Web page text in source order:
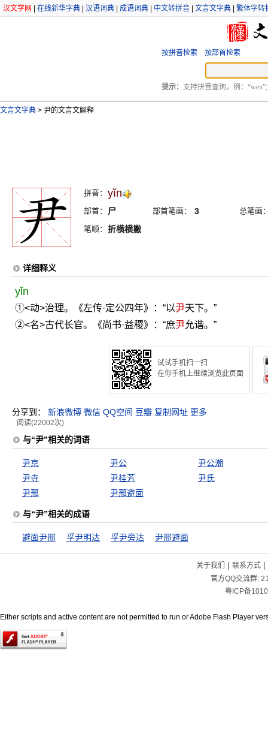
汉文学网 在线新华字典 汉语词典 成语词典 中文转拼音 文言文字典 繁体字转
按拼音检索 按部首检索
提示： 支持拼音查询，例：
文言文字典 > 尹的文言文解释
拼音： yĭn
部首： 尸 部首笔画： 3
总笔画
笔顺： 折横横撇
详细释义
yǐn
①<动>治理。《左传·定公四年》：“以尹天下。”
②<名>古代长官。《尚书·益稷》：“庶尹允谐。”
试试手机扫一扫
在你手机上继续浏览此页面
分享到： 新浪微博 微信 QQ空间 豆瓣 复制网址 更多
阅读(22002次)
与“尹”相关的词语
尹京 尹公
尹公潮
尹寺
尹桂芳
尹氏
尹邢
尹邢避面
与“尹”相关的成语
避面尹邢 孚尹明达 孚尹旁达 尹邢避面
关于我们 | 联系方式|
官方QQ交流群:
粤ICP备
Either scripts and active content are not permitted to run or Adobe Flash Player